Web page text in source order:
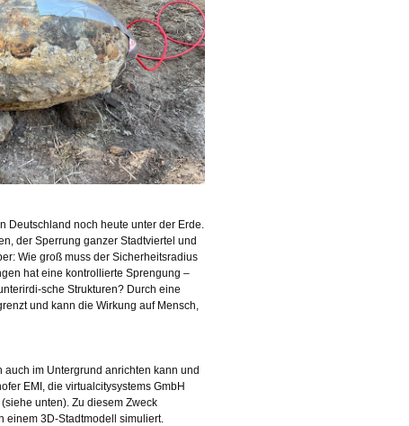
Deutschland noch heute unter der Erde.
der Sperrung ganzer Stadtviertel und
Wie groß muss der Sicherheitsradius
hat eine kontrollierte Sprengung –
sche Strukturen? Durch eine
und kann die Wirkung auf Mensch,
im Untergrund anrichten kann und
EMI, die virtualcitysystems GmbH
unten). Zu diesem Zweck
einem 3D-Stadtmodell simuliert.